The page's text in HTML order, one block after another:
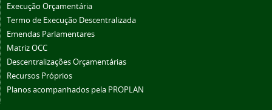
Execução Orçamentária
Termo de Execução Descentralizada
Emendas Parlamentares
Matriz OCC
Descentralizações Orçamentárias
Recursos Próprios
Planos acompanhados pela PROPLAN